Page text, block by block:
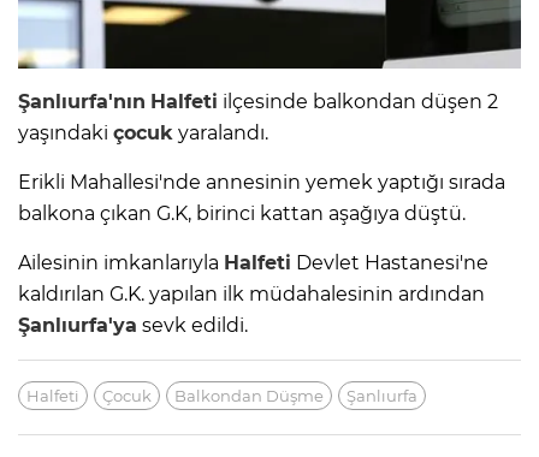
Şanlıurfa'nın Halfeti ilçesinde balkondan düşen 2
yaşındaki çocuk yaralandı.
Erikli Mahallesi'nde annesinin yemek yaptığı sırada
balkona çıkan G.K, birinci kattan aşağıya düştü.
Ailesinin imkanlarıyla Halfeti Devlet Hastanesi'ne
kaldırılan G.K. yapılan ilk müdahalesinin ardından
Şanlıurfa'ya sevk edildi.
Halfeti Çocuk Balkondan Düşme Şanlıurfa